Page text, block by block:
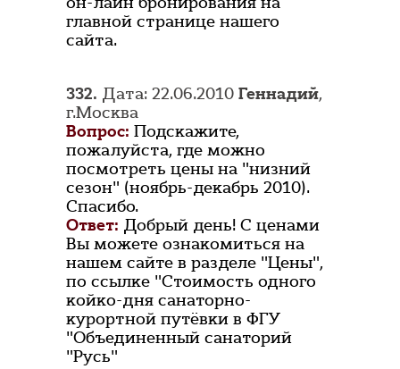
главной странице нашего
сайта.
332. Дата: 22.06.2010 Геннадий,
г.Москва
Вопрос: Подскажите,
пожалуйста, где можно
посмотреть цены на "низний
сезон" (ноябрь-декабрь 2010).
Спасибо.
Ответ: Добрый день! С ценами
Вы можете ознакомиться на
нашем сайте в разделе "Цены",
по ссылке "Стоимость одного
койко-дня санаторно-
курортной путёвки в ФГУ
"Объединенный санаторий
"Русь"